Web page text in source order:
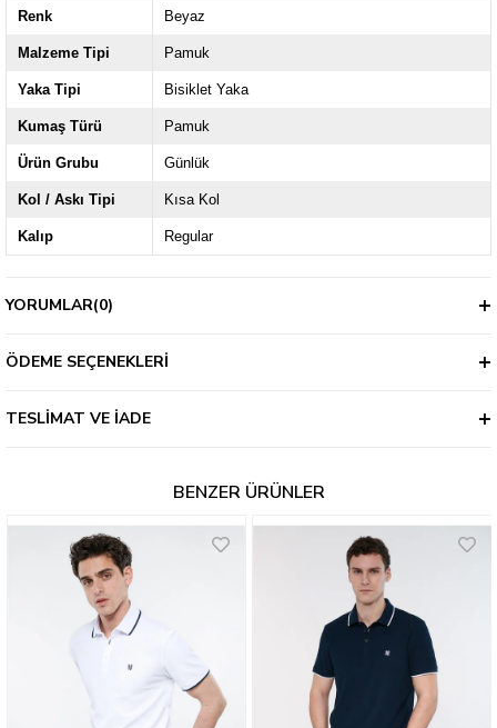
Renk Beyaz
Malzeme Tipi Pamuk
Yaka Tipi Bisiklet Yaka
Kumaş Türü Pamuk
Ürün Grubu Günlük
Kol / Askı Tipi Kısa Kol
Kalıp Regular
YORUMLAR(0)
ÖDEME SEÇENEKLERI
TESLIMAT VE İADE
BENZER ÜRÜNLER